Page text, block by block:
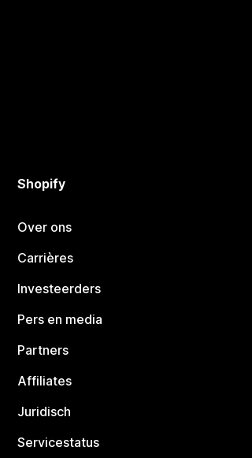
Shopify
Over ons
Carrières
Investeerders
Pers en media
Partners
Affiliates
Juridisch
Servicestatus